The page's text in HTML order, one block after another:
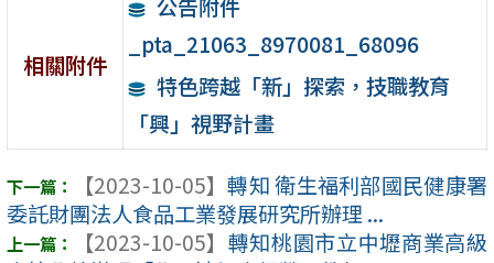
相關附件
公告附件
_pta_21063_8970081_68096
特色跨越「新」探索，技職教育
「興」視野計畫
【2023-10-05】 轉知 衛生福利部國民健康署
委託財團法人食品工業發展研究所辦理 ...
【2023-10-05】 轉知桃園市立中壢商業高級